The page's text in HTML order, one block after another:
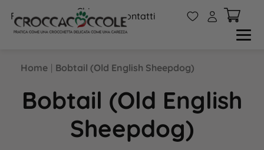
FAQs
Chi
siamo
Contatti W A
Home | Bobtail (Old English Sheepdog)
Bobtail (Old English
Sheepdog)